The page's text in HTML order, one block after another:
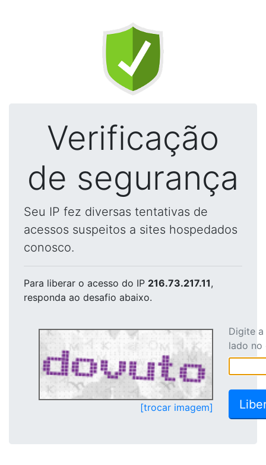
Verificação
de segurança
Seu IP fez diversas tentativas de
acessos suspeitos a sites hospedados
conosco.
Para liberar o acesso do IP 216.73.217.11,
responda ao desafio abaixo.
[trocar imagem]
Digite
lado no